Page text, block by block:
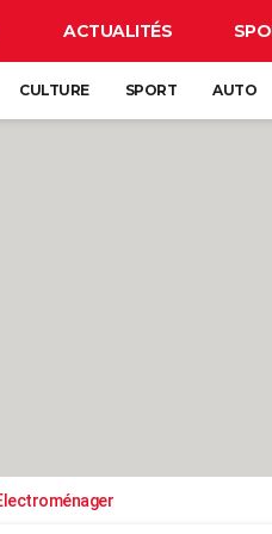
ACTUALITÉS
CULTURE SPORT AUTO